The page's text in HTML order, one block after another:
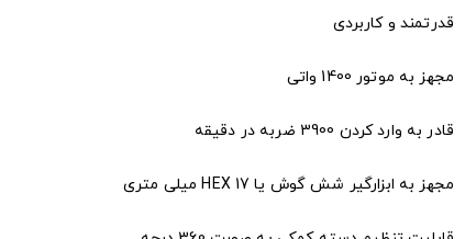
قدرتمند و کاربردی
مجهز به موتور 1400 واتی
قادر به وارد کردن 3900 ضربه در دقیقه
مجهز به ابزارگیر شش گوش یا HEX 17 میلی متری